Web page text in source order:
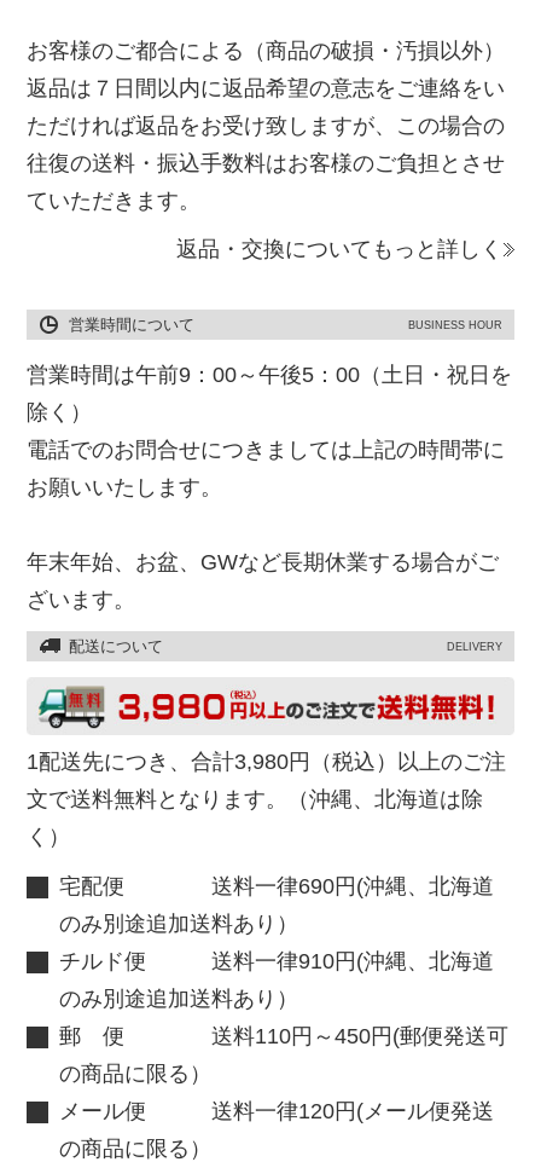
お客様のご都合による（商品の破損・汚損以外）
返品は７日間以内に返品希望の意志をご連絡をい
ただければ返品をお受け致しますが、この場合の
往復の送料・振込手数料はお客様のご負担とさせ
ていただきます。
返品・交換についてもっと詳しく
営業時間について BUSINESS HOUR
営業時間は午前9：00～午後5：00（土日・祝日を
除く）
電話でのお問合せにつきましては上記の時間帯に
お願いいたします。
年末年始、お盆、GWなど長期休業する場合がご
ざいます。
配送について DELIVERY
1配送先につき、合計3,980円（税込）以上のご注
文で送料無料となります。（沖縄、北海道は除
く）
宅配便 送料一律690円(沖縄、北海道
のみ別途追加送料あり）
チルド便 送料一律910円(沖縄、北海道
のみ別途追加送料あり）
郵 便 送料110円～450円(郵便発送可
の商品に限る）
メール便 送料一律120円(メール便発送
の商品に限る）